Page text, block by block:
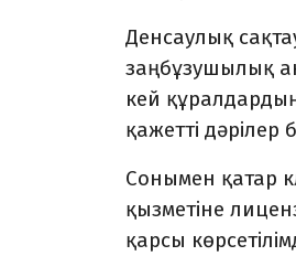
Денсаулық
заңбұзушылық
кей
қажетті дәрілер
Сонымен қатар
қызметіне
қарсы